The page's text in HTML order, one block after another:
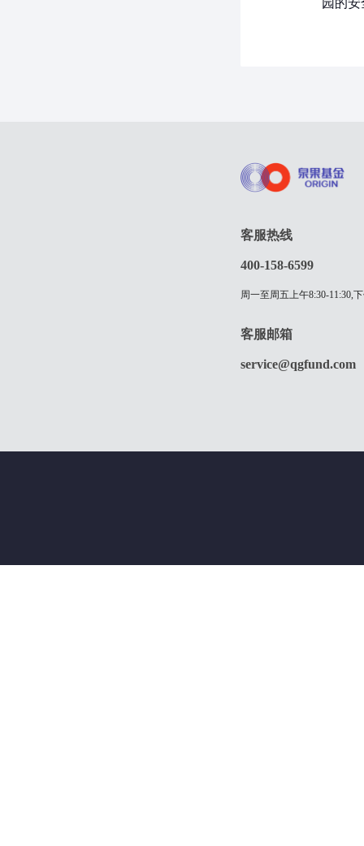
园的
客服热线
400-158-6599
周一至周五上午8:30-11:30,
客服邮箱
service@qgfund.com